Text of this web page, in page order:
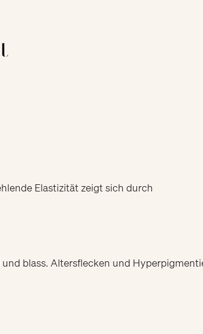
Elastizität zeigt sich durch
blass. Altersflecken und